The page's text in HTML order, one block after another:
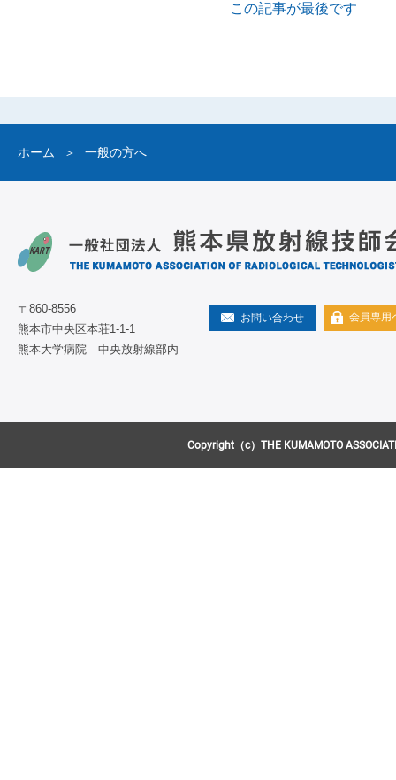
この記事が最後です
ホーム 一般の方へ
〒860-8556
熊本市中央区本荘1-1-1
熊本大学病院 中央放射線部内
お問い合わせ 会員専用
Copyright（c）THE KUMAMOTO